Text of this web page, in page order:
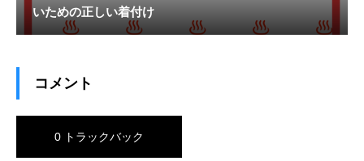
いための正しい着付け
コメント
0 トラックバック